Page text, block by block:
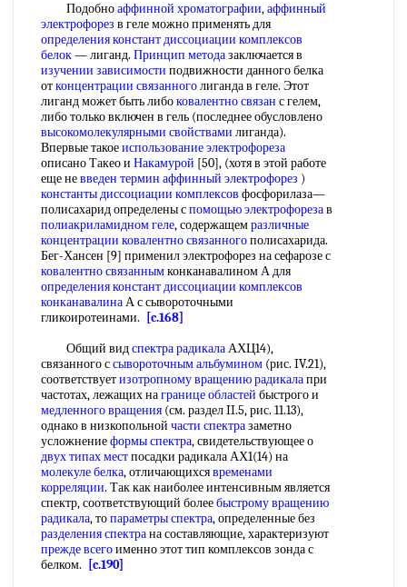
Подобноаффинной хроматографии,аффинный
электрофорез в геле можно применять для
определения констант диссоциации комплексов
белок— лиганд. Принцип методазаключается в
изучении зависимости подвижности данного белка
отконцентрации связанноголиганда в геле. Этот
лиганд может быть либоковалентно связан с гелем,
либо только включен в гель (последнее обусловлено
высокомолекулярными свойствами лиганда).
Впервые такоеиспользование электрофореза
описано Такео и Накамурой [50], (хотя в этой работе
еще невведен термин аффинный электрофорез )
константы диссоциации комплексов фосфорилаза—
полисахарид определены спомощью электрофорезав
полиакриламидном геле, содержащемразличные
концентрации ковалентно связанногополисахарида.
Бег-Хансен [9] применил электрофорез на сефарозе с
ковалентно связаннымконканавалином А для
определения констант диссоциации комплексов
конканавалинаА с сывороточными
гликоиротеинами.
[c.168]
Общий видспектра радикалаАХЦ14),
связанного ссывороточным альбумином (рис. IV.21),
соответствуетизотропному вращению радикалапри
частотах, лежащих награнице областей быстрого и
медленного вращения (см. раздел II.5, рис. 11.13),
однако в низкопольной части спектразаметно
усложнениеформы спектра, свидетельствующее о
двухтипах местпосадки радикала АХ1(14) на
молекуле белка, отличающихсявременами
корреляции. Так как наиболее интенсивным является
спектр, соответствующий болеебыстрому вращению
радикала, топараметры спектра, определенные без
разделения спектрана составляющие, характеризуют
прежде всегоименно этот тип комплексов зонда с
белком.
[c.190]